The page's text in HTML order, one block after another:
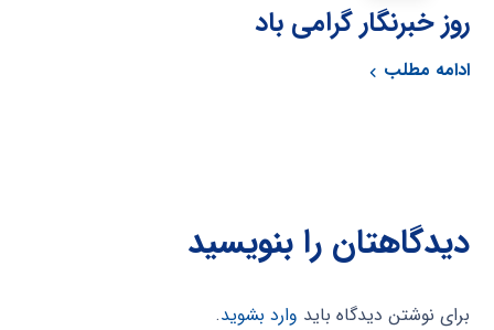
روز خبرنگار گرامی باد
ادامه مطلب
دیدگاهتان را بنویسید
برای نوشتن دیدگاه باید وارد بشوید.